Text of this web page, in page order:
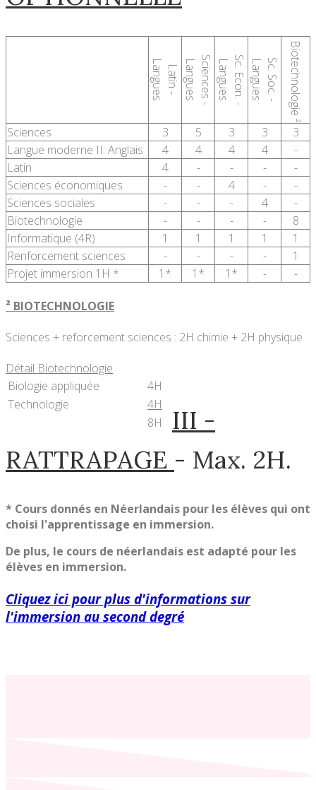
Latin -
Langues Sciences -
Langues Sc. Econ. -
Langues Sc. Soc. -
Langues Biotechnologie ²
Sciences 3 5 3 3
3
Langue moderne II: Anglais
4 4 4 4
-
Latin
4 - - -
-
Sciences économiques
- - 4 -
-
Sciences sociales
- - - 4
-
Biotechnologie
- - - -
8
Informatique (4R)
1 1 1 1
1
Renforcement sciences
- - - -
1
Projet immersion 1H *
1* 1* 1* - -
² BIOTECHNOLOGIE
Sciences + reforcement sciences : 2H chimie + 2H physique
Détail Biotechnologie
Biologie appliquée
4H
Technologie
4H
8H
III -
RATTRAPAGE - Max. 2H.
* Cours donnés en Néerlandais pour les élèves qui ont
choisi l'apprentissage en immersion.
De plus, le cours de néerlandais est adapté pour les
élèves en immersion.
Cliquez ici pour plus d'informations sur
l'immersion au second degré